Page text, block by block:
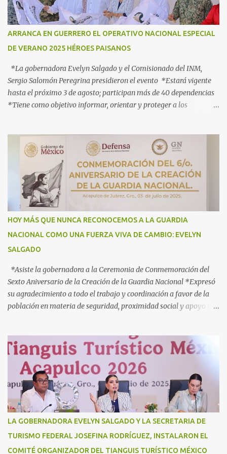
ARRANCA EN GUERRERO EL OPERATIVO NACIONAL ESPECIAL
DE VERANO 2025 HÉROES PAISANOS
*La gobernadora Evelyn Salgado y el Comisionado del INM,
Sergio Salomón Peregrina presidieron el evento *Estará vigente
hasta el próximo 3 de agosto; participan más de 40 dependencias
*Tiene como objetivo informar, orientar y proteger a los
gobernadora Acapulco, Gro., 3 de julio de 2025.- Con el objetivo de
informar, orientar y proteger durante su ingreso, estancia y
tránsito por el territorio nacional a los migrantes que retornan a
México durante esta temporada de verano, la gobernadora Evelyn
Salgado Pineda y el comisionado del Instituto Nacional de
Migración (INM), Sergio Salomón Céspedes Peregrina, dieron el
banderazo de Arranque Nacional del Operativo Especial de Verano
2025 Héroes Paisanos, que estará vigente hasta el próximo 3 de
agosto y en el que participan más de 40 dependencias de los
diferentes órdenes de gobierno, para brindar atención ...
HOY MÁS QUE NUNCA RECONOCEMOS A LA GUARDIA
NACIONAL COMO UNA FUERZA VIVA DE CAMBIO: EVELYN
SALGADO
*Asiste la gobernadora a la Ceremonia de Conmemoración del
Sexto Aniversario de la Creación de la Guardia Nacional *Expresó
su agradecimiento a todo el trabajo y coordinación a favor de la
población en materia de seguridad, proximidad social y apoyo en
como una fuerza viva de cambio, como una realidad con uniforme,
con botas, con manos, pero sobre todo, con mucho corazón en el
territorio. Son ustedes la transformación, que no queda en
promesas, la que se juega el cuerpo por hacer Patria”, expresó la
gobernadora Evelyn Salgado Pineda, durante la Ceremonia de
Conmemoración del Sexto Aniversario de la Creación de la Guardia
Nacional, en donde también agradeció todo el trabajo y
proximidad social y apoyo en casos de desastres. “Hoy
celebramos seis años de la Guardia Nacional, celebramos a s...
LA GOBERNADORA EVELYN SALGADO Y LA SECRETARIA DE
TURISMO FEDERAL JOSEFINA RODRÍGUEZ, INSTALARON EL
COMITÉ ORGANIZADOR DEL TIANGUIS TURÍSTICO MÉXICO